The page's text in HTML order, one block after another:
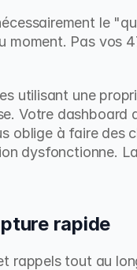
le
Pas vos
utilisant une
Votre
oblige à faire des
dysfonctionne.
rapide
rappels tout au